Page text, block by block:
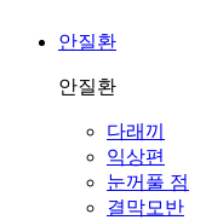
안질환
안질환
다래끼
익상편
눈꺼풀 점
결막모반